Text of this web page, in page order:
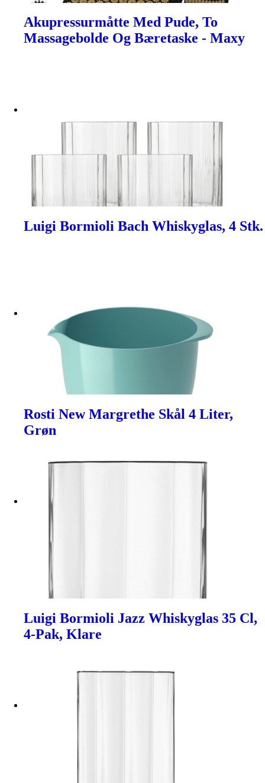
Akupressurmåtte Med Pude, To
Massagebolde Og Bæretaske - Maxy
Luigi Bormioli Bach Whiskyglas, 4 Stk.
Rosti New Margrethe Skål 4 Liter,
Grøn
Luigi Bormioli Jazz Whiskyglas 35 Cl,
4-Pak, Klare